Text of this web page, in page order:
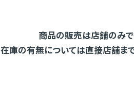
商品の販売は店舗のみで
在庫の有無については直接店舗ま